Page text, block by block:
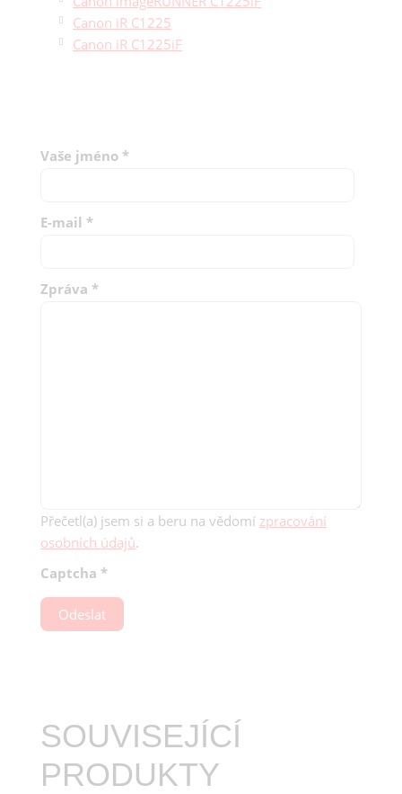
Canon iR C1225
Canon iR C1225iF
Vaše jméno *
E-mail *
Zpráva *
Přečetl(a) jsem si a beru na vědomí zpracování
osobních údajů.
Captcha *
Odeslat
SOUVISEJÍCÍ
PRODUKTY